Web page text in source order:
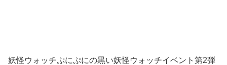
妖怪ウォッチぷにぷにの黒い妖怪ウォッチイベント第2弾